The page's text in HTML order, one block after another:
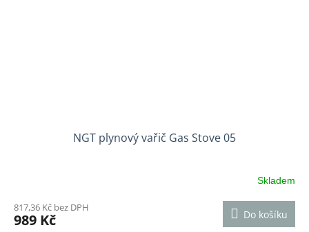
NGT plynový vařič Gas Stove 05
Skladem
817,36 Kč bez DPH
989 Kč Do košíku